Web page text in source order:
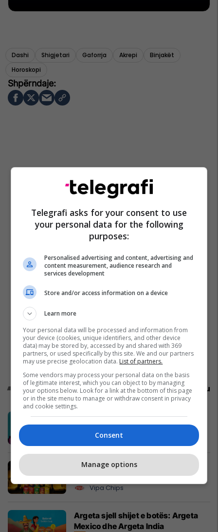
Dashi Shigjetari Gaforrja Akrepi
Binjakët
Horoskopi
Promo Reklamo këtu
Swinto – Financimi digjital në pak
minuta
Swinto
Me VIPA, çdo ndeshje shijohet
ndryshe
Vipa Chips
Argeta sjell shijet e botës: Argeta
Mexico dhe Argeta India
Telegrafi asks for your consent to use
your personal data for the following
purposes:
Personalised advertising and content, advertising and
content measurement, audience research and
services development
Store and/or access information on a device
Learn more
Your personal data will be processed and information from
your device (cookies, unique identifiers, and other device
data) may be stored by, accessed by and shared with 369
partners, or used specifically by this site. We and our partners
may use precise geolocation data. List of partners.
Some vendors may process your personal data on the basis
of legitimate interest, which you can object to by managing
your options below. Look for a link at the bottom of this page
or in the site menu to manage or withdraw consent in privacy
and cookie settings.
Consent
Manage options